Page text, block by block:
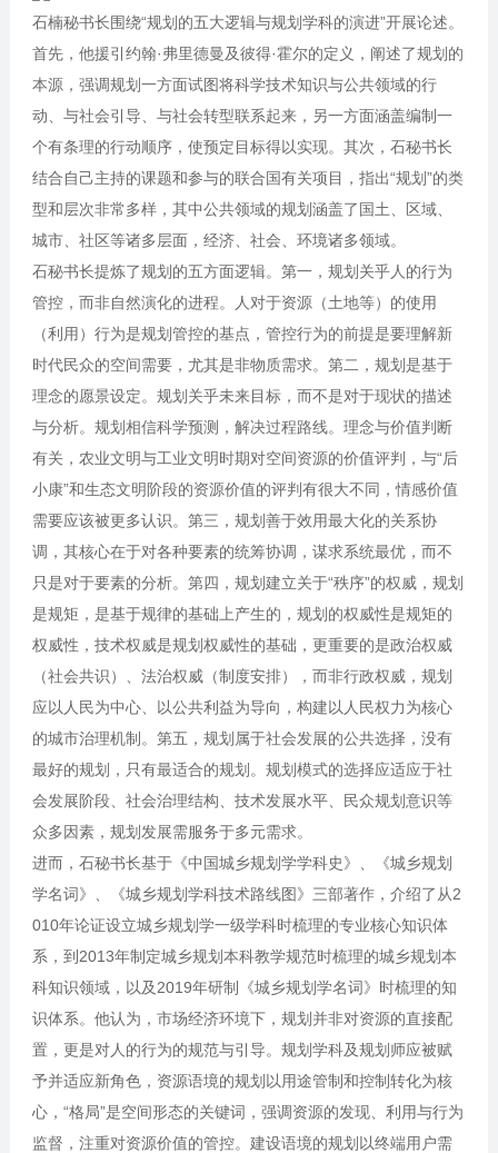
石楠秘书长围绕“规划的五大逻辑与规划学科的演进”开展论述。
首先，他援引约翰·弗里德曼及彼得·霍尔的定义，阐述了规划的
本源，强调规划一方面试图将科学技术知识与公共领域的行
动、与社会引导、与社会转型联系起来，另一方面涵盖编制一
个有条理的行动顺序，使预定目标得以实现。其次，石秘书长
结合自己主持的课题和参与的联合国有关项目，指出“规划”的类
型和层次非常多样，其中公共领域的规划涵盖了国土、区域、
城市、社区等诸多层面，经济、社会、环境诸多领域。
石秘书长提炼了规划的五方面逻辑。第一，规划关乎人的行为
管控，而非自然演化的进程。人对于资源（土地等）的使用
（利用）行为是规划管控的基点，管控行为的前提是要理解新
时代民众的空间需要，尤其是非物质需求。第二，规划是基于
理念的愿景设定。规划关乎未来目标，而不是对于现状的描述
与分析。规划相信科学预测，解决过程路线。理念与价值判断
有关，农业文明与工业文明时期对空间资源的价值评判，与“后
小康”和生态文明阶段的资源价值的评判有很大不同，情感价值
需要应该被更多认识。第三，规划善于效用最大化的关系协
调，其核心在于对各种要素的统筹协调，谋求系统最优，而不
只是对于要素的分析。第四，规划建立关于“秩序”的权威，规划
是规矩，是基于规律的基础上产生的，规划的权威性是规矩的
权威性，技术权威是规划权威性的基础，更重要的是政治权威
（社会共识）、法治权威（制度安排），而非行政权威，规划
应以人民为中心、以公共利益为导向，构建以人民权力为核心
的城市治理机制。第五，规划属于社会发展的公共选择，没有
最好的规划，只有最适合的规划。规划模式的选择应适应于社
会发展阶段、社会治理结构、技术发展水平、民众规划意识等
众多因素，规划发展需服务于多元需求。
进而，石秘书长基于《中国城乡规划学学科史》、《城乡规划
学名词》、《城乡规划学科技术路线图》三部著作，介绍了从2
010年论证设立城乡规划学一级学科时梳理的专业核心知识体
系，到2013年制定城乡规划本科教学规范时梳理的城乡规划本
科知识领域，以及2019年研制《城乡规划学名词》时梳理的知
识体系。他认为，市场经济环境下，规划并非对资源的直接配
置，更是对人的行为的规范与引导。规划学科及规划师应被赋
予并适应新角色，资源语境的规划以用途管制和控制转化为核
心，“格局”是空间形态的关键词，强调资源的发现、利用与行为
监督，注重对资源价值的管控。建设语境的规划以终端用户需